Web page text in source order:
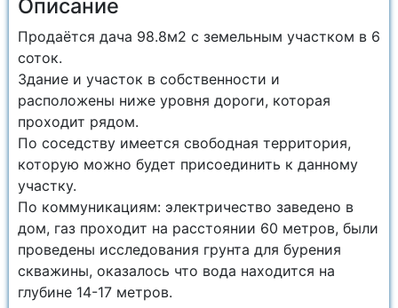
Описание
Продаётся дача 98.8м2 с земельным участком в 6
соток.
Здание и участок в собственности и
расположены ниже уровня дороги, которая
проходит рядом.
По соседству имеется свободная территория,
которую можно будет присоединить к данному
участку.
По коммуникациям: электричество заведено в
дом, газ проходит на расстоянии 60 метров, были
проведены исследования грунта для бурения
скважины, оказалось что вода находится на
глубине 14-17 метров.